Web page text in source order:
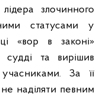
злочинного
статусами у
«вор в законі»
судді та вирішив
За її
наділяти певним